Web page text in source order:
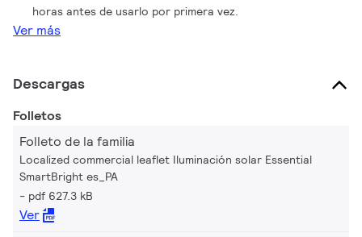
horas antes de usarlo por primera vez.
Ver más
Descargas
Folletos
Folleto de la familia
Localized commercial leaflet Iluminación solar Essential
SmartBright es_PA
pdf 627.3 kB
Ver